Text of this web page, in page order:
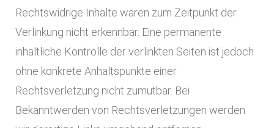
Rechtswidrige Inhalte waren zum Zeitpunkt der
Verlinkung nicht erkennbar. Eine permanente
inhaltliche Kontrolle der verlinkten Seiten ist jedoch
ohne konkrete Anhaltspunkte einer
Rechtsverletzung nicht zumutbar. Bei
Bekanntwerden von Rechtsverletzungen werden